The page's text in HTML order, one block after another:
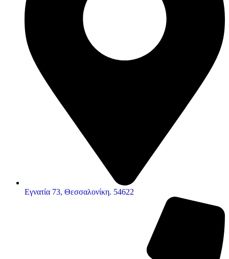
Εγνατία 73, Θεσσαλονίκη. 54622